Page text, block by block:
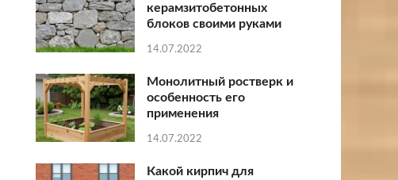
керамзитобетонных
блоков своими руками
14.07.2022
Монолитный ростверк и
особенность его
применения
14.07.2022
Какой кирпич для